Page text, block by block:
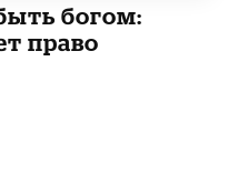
богом:
право